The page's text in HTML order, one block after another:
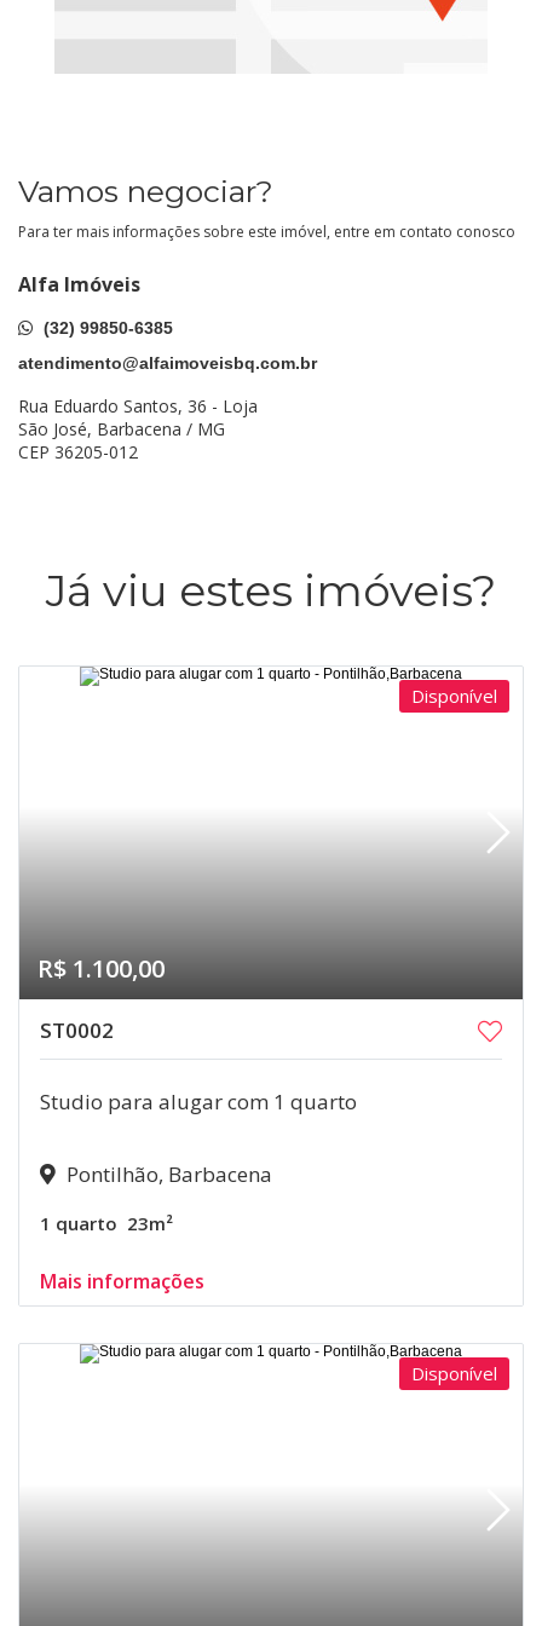
Vamos negociar?
Para ter mais informações sobre este imóvel, entre em contato conosco
Alfa Imóveis
(32) 99850-6385
atendimento@alfaimoveisbq.com.br
Rua Eduardo Santos, 36 - Loja
São José, Barbacena / MG
CEP 36205-012
Já viu estes imóveis?
Disponível
R$ 1.100,00
ST0002
Studio para alugar com 1 quarto
Pontilhão, Barbacena
1 quarto 23m²
Mais informações
Disponível